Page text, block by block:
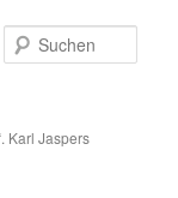
Karl Jaspers